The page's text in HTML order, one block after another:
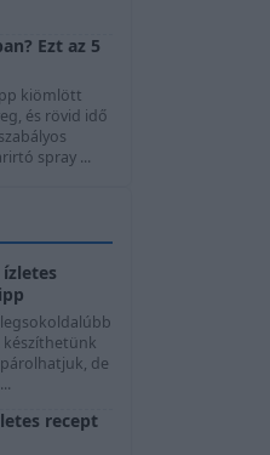
Ezt az 5
kiömlött
és rövid idő
spray ...
ízletes
legsokoldalúbb
készíthetünk
de
recept